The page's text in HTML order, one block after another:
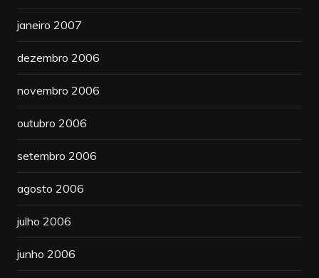
janeiro 2007
dezembro 2006
novembro 2006
outubro 2006
setembro 2006
agosto 2006
julho 2006
junho 2006